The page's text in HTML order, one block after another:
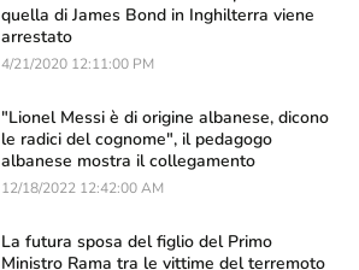
quella di James Bond in Inghilterra viene
arrestato
4/21/2020 12:11:00 PM
"Lionel Messi è di origine albanese, dicono
le radici del cognome", il pedagogo
albanese mostra il collegamento
12/18/2022 12:42:00 AM
La futura sposa del figlio del Primo
Ministro Rama tra le vittime del terremoto